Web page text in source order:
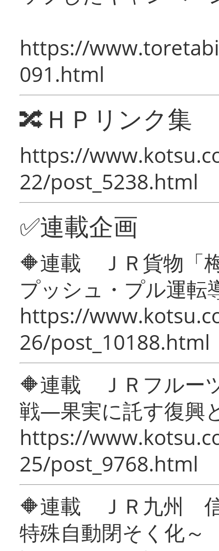
https://
091.html
🔀ＨＰリンク集
https://
22/post_5238.html
✅連載企画
🔶連載 ＪＲ貨物「
プッシュ・プル運転
https://
26/post_10188.html
🔶連載 ＪＲフルー
戦―果実に託す復興
https://
25/post_9768.html
🔶連載 ＪＲ九州 信
特殊自動閉そく化～